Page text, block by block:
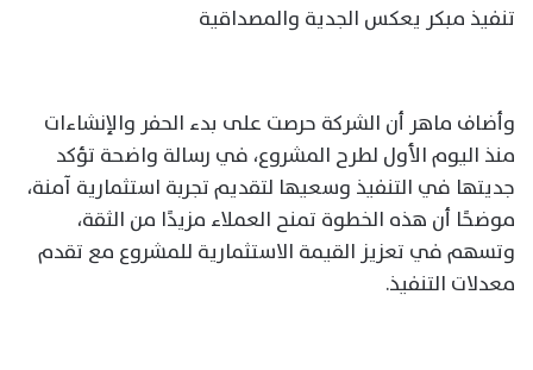
تنفيذ مبكر يعكس الجدية والمصداقية
وأضاف ماهر أن الشركة حرصت على بدء الحفر والإنشاءات
منذ اليوم الأول لطرح المشروع، في رسالة واضحة تؤكد
جديتها في التنفيذ وسعيها لتقديم تجربة استثمارية آمنة،
موضحًا أن هذه الخطوة تمنح العملاء مزيدًا من الثقة،
وتسهم في تعزيز القيمة الاستثمارية للمشروع مع تقدم
معدلات التنفيذ.